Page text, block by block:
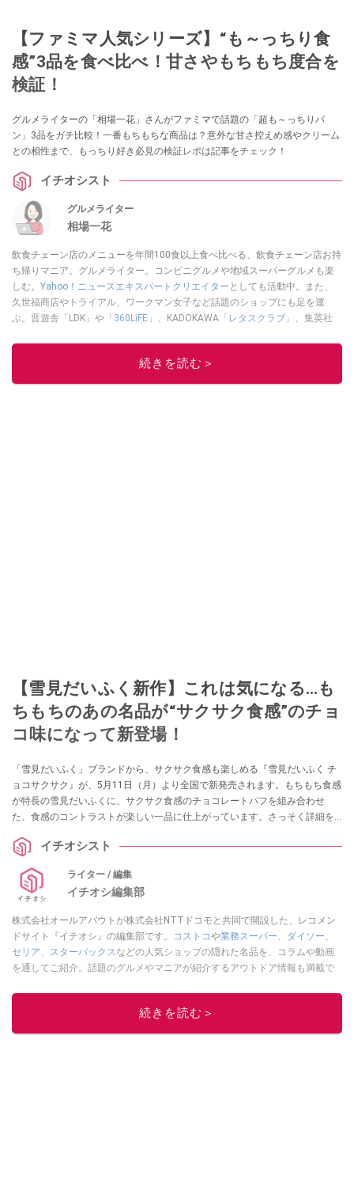
【ファミマ人気シリーズ】“も～っちり食
感”3品を食べ比べ！甘さやもちもち度合を
検証！
グルメライターの「相場一花」さんがファミマで話題の「超も～っちりパ
ン」3品をガチ比較！一番もちもちな商品は？意外な甘さ控えめ感やクリーム
との相性まで、もっちり好き必見の検証レポは記事をチェック！
イチオシスト
グルメライター
相場一花
飲食チェーン店のメニューを年間100食以上食べ比べる、飲食チェーン店お持
ち帰りマニア。グルメライター。コンビニグルメや地域スーパーグルメも楽
しむ。 Yahoo！ニュースエキスパートクリエイター としても活動中。また、
久世福商店やトライアル、ワークマン女子など話題のショップにも足を運
ぶ。晋遊舎「LDK」や 「360LiFE」 、KADOKAWA 「レタスクラブ」
、集英社
ルメライター、食の専門家として出演実績あり。
続きを読む＞
【雪見だいふく新作】これは気になる…も
ちもちのあの名品が“サクサク食感”のチョ
コ味になって新登場！
「雪見だいふく」ブランドから、サクサク食感も楽しめる『雪見だいふく チ
ョコサクサク』が、5月11日（月）より全国で新発売されます。もちもち食感
が特長の雪見だいふくに、サクサク食感のチョコレートパフを組み合わせ
た、食感のコントラストが楽しい一品に仕上がっています。さっそく詳細を
イチオシスト
ライター / 編集
イチオシ編集部
株式会社オールアバウトが株式会社NTTドコモと共同で開設した、レコメン
ドサイト『イチオシ』の編集部です。
コストコや業務スーパー ダイソー
セリア
スターバックス などの人気ショップの隠れた名品を、コラムや動画
を通してご紹介。話題のグルメやマニアが紹介するアウトドア情報も満載で
レビューしています。毎日トレンド情報をお届けしているので、ぜひ
してください！続きを読む＞